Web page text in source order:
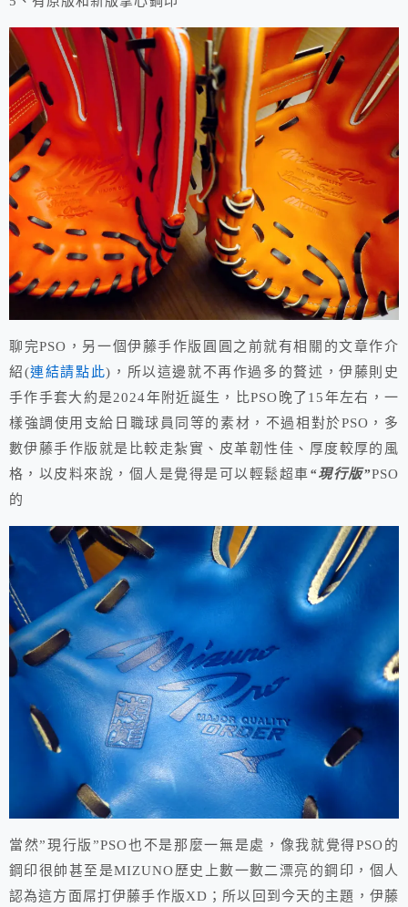
聊完PSO，另一個伊藤手作版圓圓之前就有相關的文章作介
紹(連結請點此)，所以這邊就不再作過多的贅述，伊藤則史
手作手套大約是2024年附近誕生，比PSO晚了15年左右，一
樣強調使用支給日職球員同等的素材，不過相對於PSO，多
數伊藤手作版就是比較走紮實、皮革韌性佳、厚度較厚的風
格，以皮料來說，個人是覺得是可以輕鬆超車“現行版”PSO
的
當然”現行版”PSO也不是那麼一無是處，像我就覺得PSO的
鋼印很帥甚至是MIZUNO歷史上數一數二漂亮的鋼印，個人
認為這方面屌打伊藤手作版XD；所以回到今天的主題，伊藤